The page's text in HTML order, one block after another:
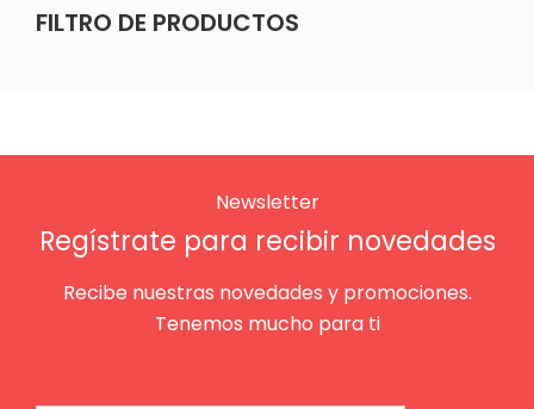
FILTRO DE PRODUCTOS
Newsletter
Regístrate para recibir novedades
Recibe nuestras novedades y promociones.
Tenemos mucho para ti